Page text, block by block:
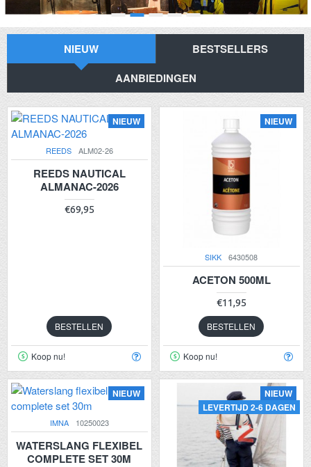
NIEUW
BESTSELLERS
AANBIEDINGEN
NIEUW
REEDS ALM02-26
REEDS NAUTICAL
ALMANAC-2026
€69,95
BESTELLEN
Koop nu!
NIEUW
SIKK 6430508
ACETON 500ML
€11,95
BESTELLEN
Koop nu!
NIEUW
IMNA 10250023
WATERSLANG FLEXIBEL
COMPLETE SET 30M
NIEUW
LEVERTIJD 2-6 DAGEN